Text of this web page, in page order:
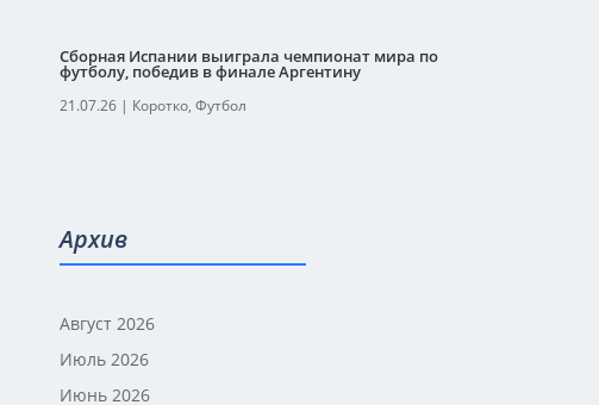
Сборная Испании выиграла чемпионат мира по
футболу, победив в финале Аргентину
21.07.26| Коротко, Футбол
Архив
Август 2026
Июль 2026
Июнь 2026